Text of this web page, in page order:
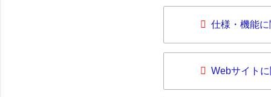
仕様・機能
Webサイト